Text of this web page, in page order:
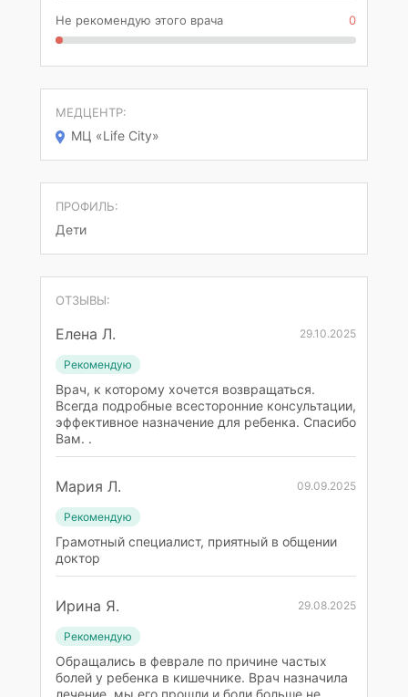
Не рекомендую этого врача 0
МЕДЦЕНТР:
МЦ «Life City»
ПРОФИЛЬ:
Дети
ОТЗЫВЫ:
Елена Л. 29.10.2025
Рекомендую
Врач, к которому хочется возвращаться.
Всегда подробные всесторонние консультации,
эффективное назначение для ребенка. Спасибо
Вам. .
Мария Л. 09.09.2025
Рекомендую
Грамотный специалист, приятный в общении
доктор
Ирина Я. 29.08.2025
Рекомендую
Обращались в феврале по причине частых
болей у ребенка в кишечнике. Врач назначила
лечение, мы его прошли и боли больше не